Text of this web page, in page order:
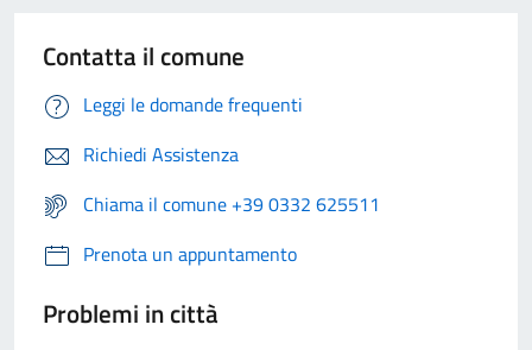
Contatta il comune
Leggi le domande frequenti
Richiedi Assistenza
Chiama il comune +39 0332 625511
Prenota un appuntamento
Problemi in città